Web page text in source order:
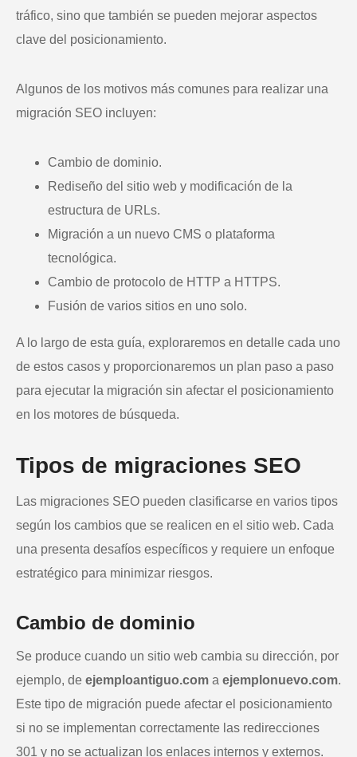
tráfico, sino que también se pueden mejorar aspectos
clave del posicionamiento.
Algunos de los motivos más comunes para realizar una
migración SEO incluyen:
Cambio de dominio.
Rediseño del sitio web y modificación de la
estructura de URLs.
Migración a un nuevo CMS o plataforma
tecnológica.
Cambio de protocolo de HTTP a HTTPS.
Fusión de varios sitios en uno solo.
A lo largo de esta guía, exploraremos en detalle cada uno
de estos casos y proporcionaremos un plan paso a paso
para ejecutar la migración sin afectar el posicionamiento
en los motores de búsqueda.
Tipos de migraciones SEO
Las migraciones SEO pueden clasificarse en varios tipos
según los cambios que se realicen en el sitio web. Cada
una presenta desafíos específicos y requiere un enfoque
estratégico para minimizar riesgos.
Cambio de dominio
Se produce cuando un sitio web cambia su dirección, por
ejemplo, de ejemploantiguo.com a ejemplonuevo.com.
Este tipo de migración puede afectar el posicionamiento
si no se implementan correctamente las redirecciones
301 y no se actualizan los enlaces internos y externos.